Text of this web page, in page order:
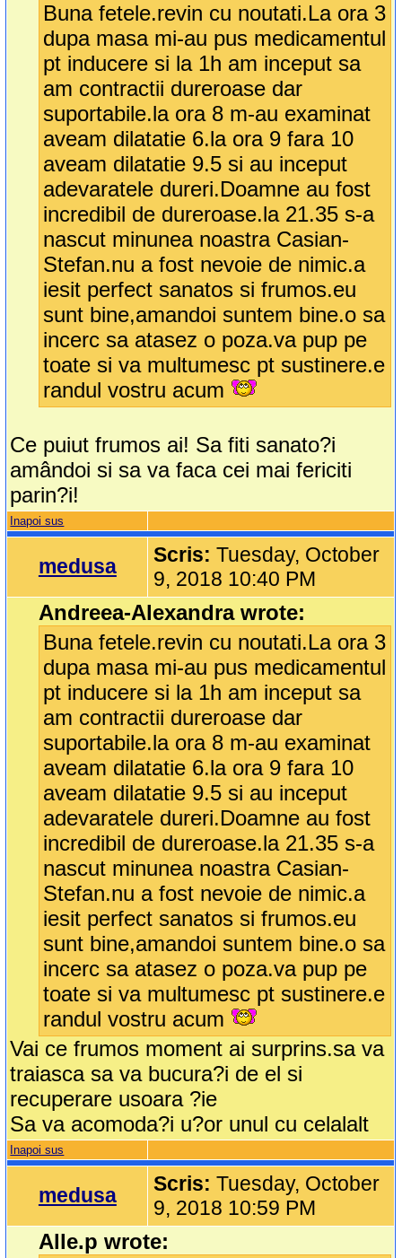
Buna fetele.revin cu noutati.La ora 3
dupa masa mi-au pus medicamentul
pt inducere si la 1h am inceput sa
am contractii dureroase dar
suportabile.la ora 8 m-au examinat
aveam dilatatie 6.la ora 9 fara 10
aveam dilatatie 9.5 si au inceput
adevaratele dureri.Doamne au fost
incredibil de dureroase.la 21.35 s-a
nascut minunea noastra Casian-
Stefan.nu a fost nevoie de nimic.a
iesit perfect sanatos si frumos.eu
sunt bine,amandoi suntem bine.o sa
incerc sa atasez o poza.va pup pe
toate si va multumesc pt sustinere.e
randul vostru acum
Ce puiut frumos ai! Sa fiti sanato?i
amândoi si sa va faca cei mai fericiti
parin?i!
Inapoi sus
medusa Scris:Tuesday, October
9, 2018 10:40 PM
Andreea-Alexandra wrote:
Buna fetele.revin cu noutati.La ora 3
dupa masa mi-au pus medicamentul
pt inducere si la 1h am inceput sa
am contractii dureroase dar
suportabile.la ora 8 m-au examinat
aveam dilatatie 6.la ora 9 fara 10
aveam dilatatie 9.5 si au inceput
adevaratele dureri.Doamne au fost
incredibil de dureroase.la 21.35 s-a
nascut minunea noastra Casian-
Stefan.nu a fost nevoie de nimic.a
iesit perfect sanatos si frumos.eu
sunt bine,amandoi suntem bine.o sa
incerc sa atasez o poza.va pup pe
toate si va multumesc pt sustinere.e
randul vostru acum
Vai ce frumos moment ai surprins.sa va
traiasca sa va bucura?i de el si
recuperare usoara ?ie
Sa va acomoda?i u?or unul cu celalalt
Inapoi sus
medusa Scris:Tuesday, October
9, 2018 10:59 PM
Alle.p wrote: